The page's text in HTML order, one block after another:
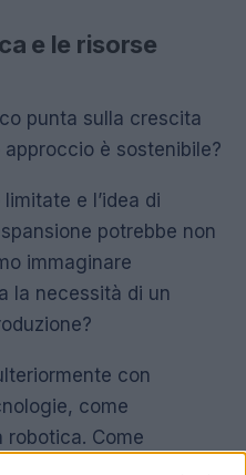
e le risorse
punta sulla crescita
è sostenibile?
e l’idea di
potrebbe non
immaginare
la necessità di un
con
come
robotica. Come